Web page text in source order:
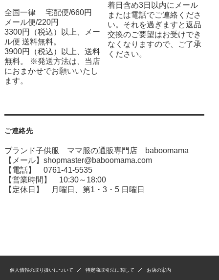
全国一律 宅配便/660円
メール便/220円
3300円（税込）以上、メー
ル便 送料無料。
3900円（税込）以上、送料
無料。 ※発送方法は、当店
におまかせでお願いいたし
ます。
着日含め3日以内にメール
または電話でご連絡くださ
い。それを過ぎますと返品
交換のご要望はお受けでき
なくなりますので、ご了承
ください。
ご連絡先
ブランド子供服 ママ服の通販専門店 baboomama
【メール】shopmaster@baboomama.com
【電話】 0761-41-5535
【営業時間】 10:30～18:00
【定休日】 月曜日、第1・3・5 日曜日
個人情報の取り扱いについて 特定商取引法に関して お店の案内